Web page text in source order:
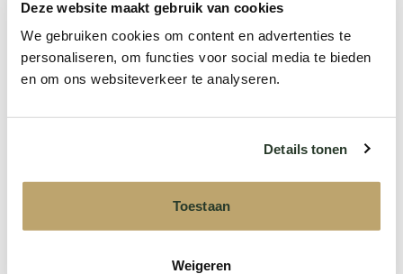
Deze website maakt gebruik van cookies
We gebruiken cookies om content en advertenties te
personaliseren, om functies voor social media te bieden
en om ons websiteverkeer te analyseren.
Details tonen
Toestaan
Weigeren
E-MAILADRES